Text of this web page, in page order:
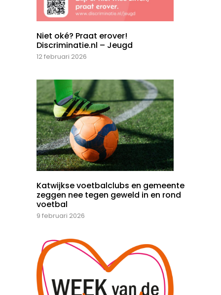
Niet oké? Praat erover!
Discriminatie.nl – Jeugd
12 februari 2026
Katwijkse voetbalclubs en gemeente
zeggen nee tegen geweld in en rond
voetbal
9 februari 2026